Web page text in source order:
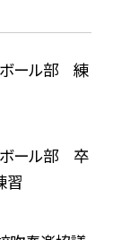
ボール部 練
ボール部 卒
習